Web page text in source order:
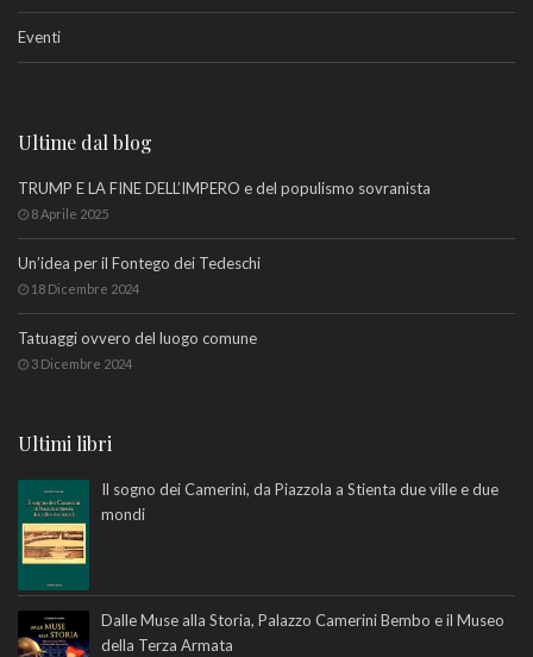
Eventi
Ultime dal blog
TRUMP E LA FINE DELL’IMPERO e del populismo sovranista
8 Aprile 2025
Un’idea per il Fontego dei Tedeschi
18 Dicembre 2024
Tatuaggi ovvero del luogo comune
3 Dicembre 2024
Ultimi libri
Il sogno dei Camerini, da Piazzola a Stienta due ville e due
mondi
Dalle Muse alla Storia, Palazzo Camerini Bembo e il Museo
della Terza Armata